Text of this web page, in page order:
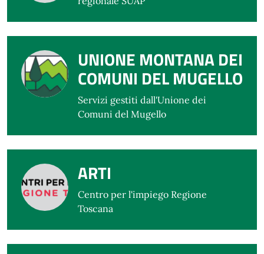
UNIONE MONTANA DEI
COMUNI DEL MUGELLO
Servizi gestiti dall'Unione dei
Comuni del Mugello
ARTI
Centro per l'impiego Regione
Toscana